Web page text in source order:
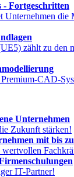
- Fortgeschritten
Unternehmen
zählt zu den
CAD-
Unternehmen
Zukunft stärken!
mit bis
IT-Partner!